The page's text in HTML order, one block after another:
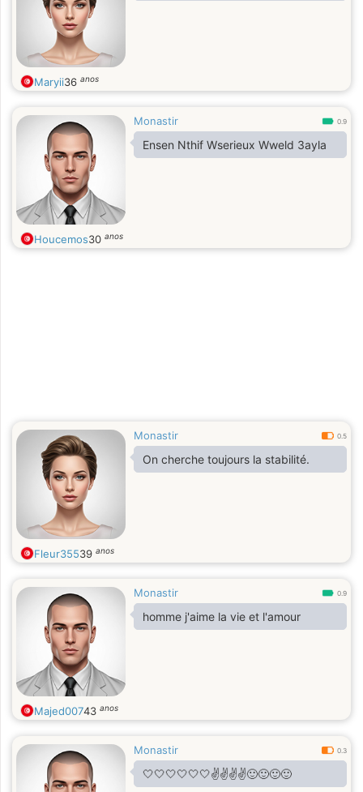
Maryii36 anos
Monastir 0.9
Ensen Nthif Wserieux Wweld 3ayla
Houcemos30 anos
Monastir 0.5
On cherche toujours la stabilité.
Fleur35539 anos
Monastir 0.9
homme j'aime la vie et l'amour
Majed00743 anos
Monastir 0.3
🤍🤍🤍🤍🤍🤍✌️✌️✌️✌️🙂🙂🙂🙂